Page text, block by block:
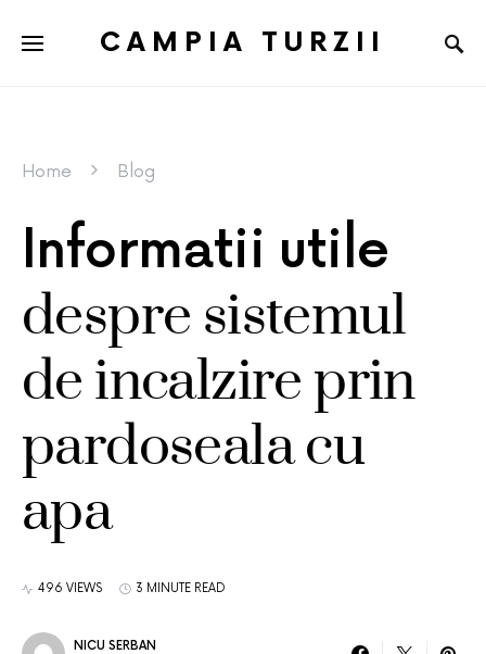
CAMPIA TURZII
Home Blog
Informatii utile
despre sistemul
de incalzire prin
pardoseala cu
apa
496 VIEWS 3 MINUTE READ
NICU SERBAN